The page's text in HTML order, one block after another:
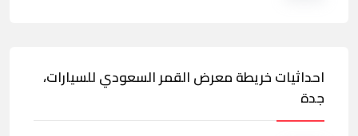
احداثيات خريطة معرض القمر السعودي للسيارات،
جدة